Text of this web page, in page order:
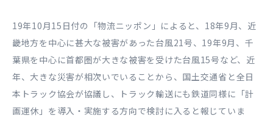
19年10月15日付の「物流ニッポン」によると、18年9月、近
畿地方を中心に甚大な被害があった台風21号、19年9月、千
葉県を中心に首都圏が大きな被害を受けた台風15号など、近
年、大きな災害が相次いでいることから、国土交通省と全日
本トラック協会が協議し、トラック輸送にも鉄道同様に「計
画運休」を導入・実施する方向で検討に入ると報じていま